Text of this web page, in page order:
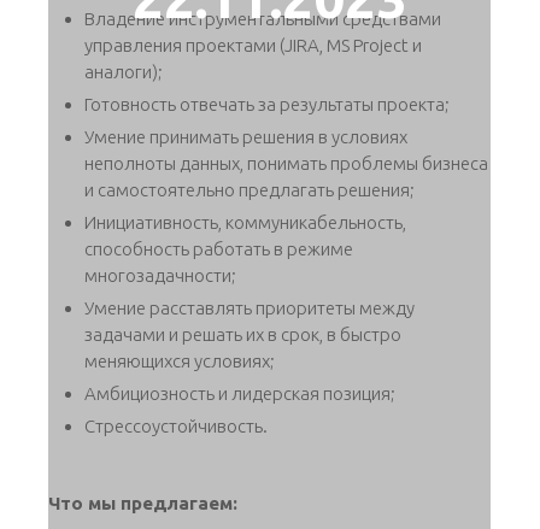
Владение инструментальными средствами
управления проектами (JIRA, MS Project и
аналоги);
Готовность отвечать за результаты проекта;
Умение принимать решения в условиях
неполноты данных, понимать проблемы бизнеса
и самостоятельно предлагать решения;
Инициативность, коммуникабельность,
способность работать в режиме
многозадачности;
Умение расставлять приоритеты между
задачами и решать их в срок, в быстро
меняющихся условиях;
Амбициозность и лидерская позиция;
Стрессоустойчивость.
Что мы предлагаем: